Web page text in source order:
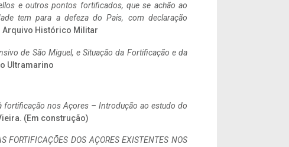
e outros pontos fortificados, que se achão ao
tem para a defeza do Pais, com declaração
Arquivo Histórico Militar
de São Miguel, e Situação da Fortificação e da
Ultramarino
fortificação nos Açores – Introdução ao estudo do
(Em construção)
FORTIFICAÇÕES DOS AÇORES EXISTENTES NOS